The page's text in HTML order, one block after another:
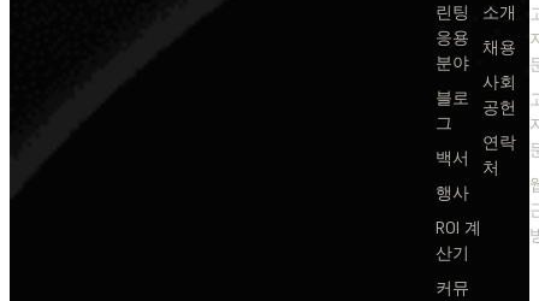
린팅
응용
분야
블로
그
백서
행사
ROI 계
산기
커뮤
소개
채용
사회
공헌
연락
처